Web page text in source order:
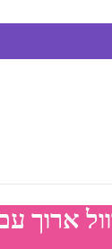
ארוך